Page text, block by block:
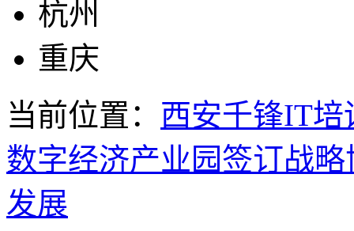
杭州
重庆
当前位置： 西安千锋IT培
数字经济产业园签订战
发展